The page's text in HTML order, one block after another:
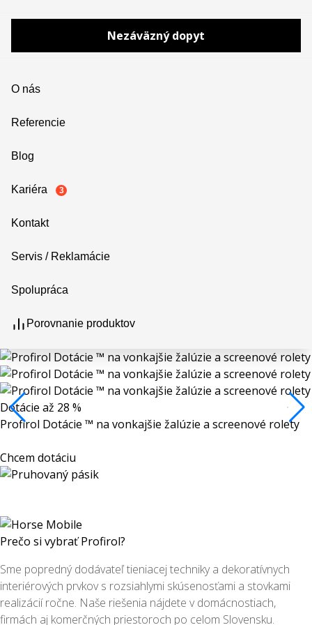
Nezáväzný dopyt
O nás
Referencie
Blog
Kariéra 3
Kontakt
Servis / Reklamácie
Spolupráca
Porovnanie produktov
Dotácie až 28 %
Profirol Dotácie ™ na vonkajšie žalúzie a screenové rolety
Chcem dotáciu
Prečo si vybrať Profirol?
Sme popredný dodávateľ tieniacej techniky a dekoratívnych
interiérových prvkov s rozsiahlymi skúsenosťami a stovkami
realizácií ročne. Naše riešenia nájdete v domácnostiach,
firmách aj komerčných priestoroch po celom Slovensku.